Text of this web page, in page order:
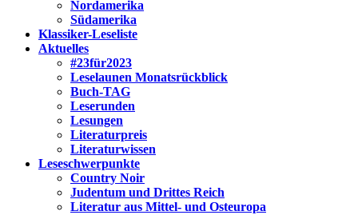
Nordamerika
Südamerika
Klassiker-Leseliste
Aktuelles
#23für2023
Leselaunen Monatsrückblick
Buch-TAG
Leserunden
Lesungen
Literaturpreis
Literaturwissen
Leseschwerpunkte
Country Noir
Judentum und Drittes Reich
Literatur aus Mittel- und Osteuropa